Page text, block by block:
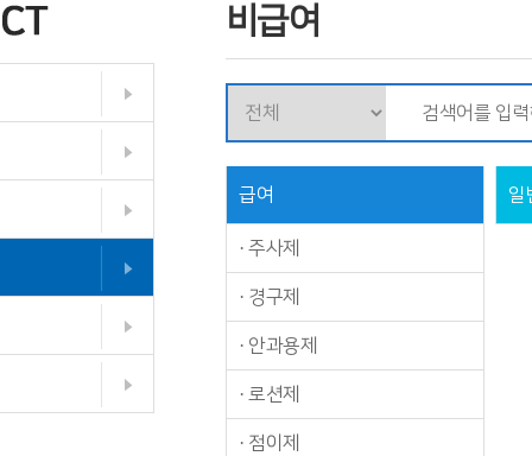
비급여
급여
· 주사제
· 경구제
· 안과용제
· 로션제
· 점이제
일